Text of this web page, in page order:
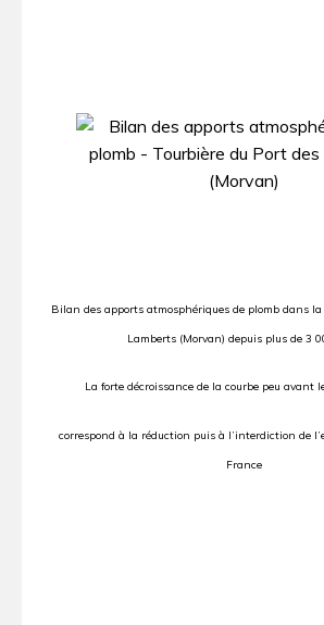
Bilan des apports atmosphériques de plomb dans
Lamberts (Morvan) depuis plus de 3
La forte décroissance de la courbe peu avant
correspond à la réduction puis à l’interdiction de
France